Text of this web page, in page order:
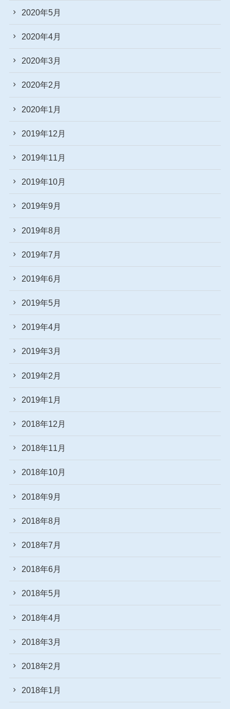
2020年5月
2020年4月
2020年3月
2020年2月
2020年1月
2019年12月
2019年11月
2019年10月
2019年9月
2019年8月
2019年7月
2019年6月
2019年5月
2019年4月
2019年3月
2019年2月
2019年1月
2018年12月
2018年11月
2018年10月
2018年9月
2018年8月
2018年7月
2018年6月
2018年5月
2018年4月
2018年3月
2018年2月
2018年1月